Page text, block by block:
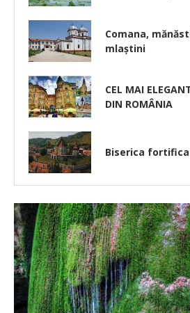
Comana,
mlaștini
CEL MAI
DIN ROMÂNIA
Biserica